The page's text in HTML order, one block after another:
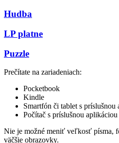
Hudba
LP platne
Puzzle
Prečítate na zariadeniach:
Pocketbook
Kindle
Smartfón či tablet s príslušnou
Počítač s príslušnou aplikáciou
Nie je možné meniť veľkosť písma,
väčšie obrazovky.